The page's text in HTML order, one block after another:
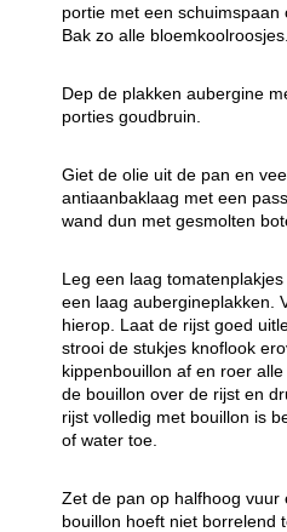
portie met een
Bak zo alle
Dep de plakken aubergine
porties goudbruin.
Giet de olie uit de pan en
antiaanbaklaag met een
wand dun met gesmolten
Leg een laag
een laag aubergineplakken.
hierop. Laat de rijst goed
strooi de stukjes knoflook
kippenbouillon af en roer
de bouillon over de rijst en
rijst volledig met bouillon is
of water toe.
Zet de pan op halfhoog
bouillon hoeft niet borrelend